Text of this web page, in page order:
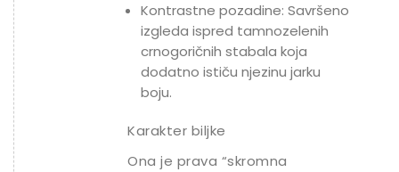
Kontrastne pozadine: Savršeno
izgleda ispred tamnozelenih
crnogoričnih stabala koja
dodatno ističu njezinu jarku
boju.
Karakter biljke
Ona je prava “skromna